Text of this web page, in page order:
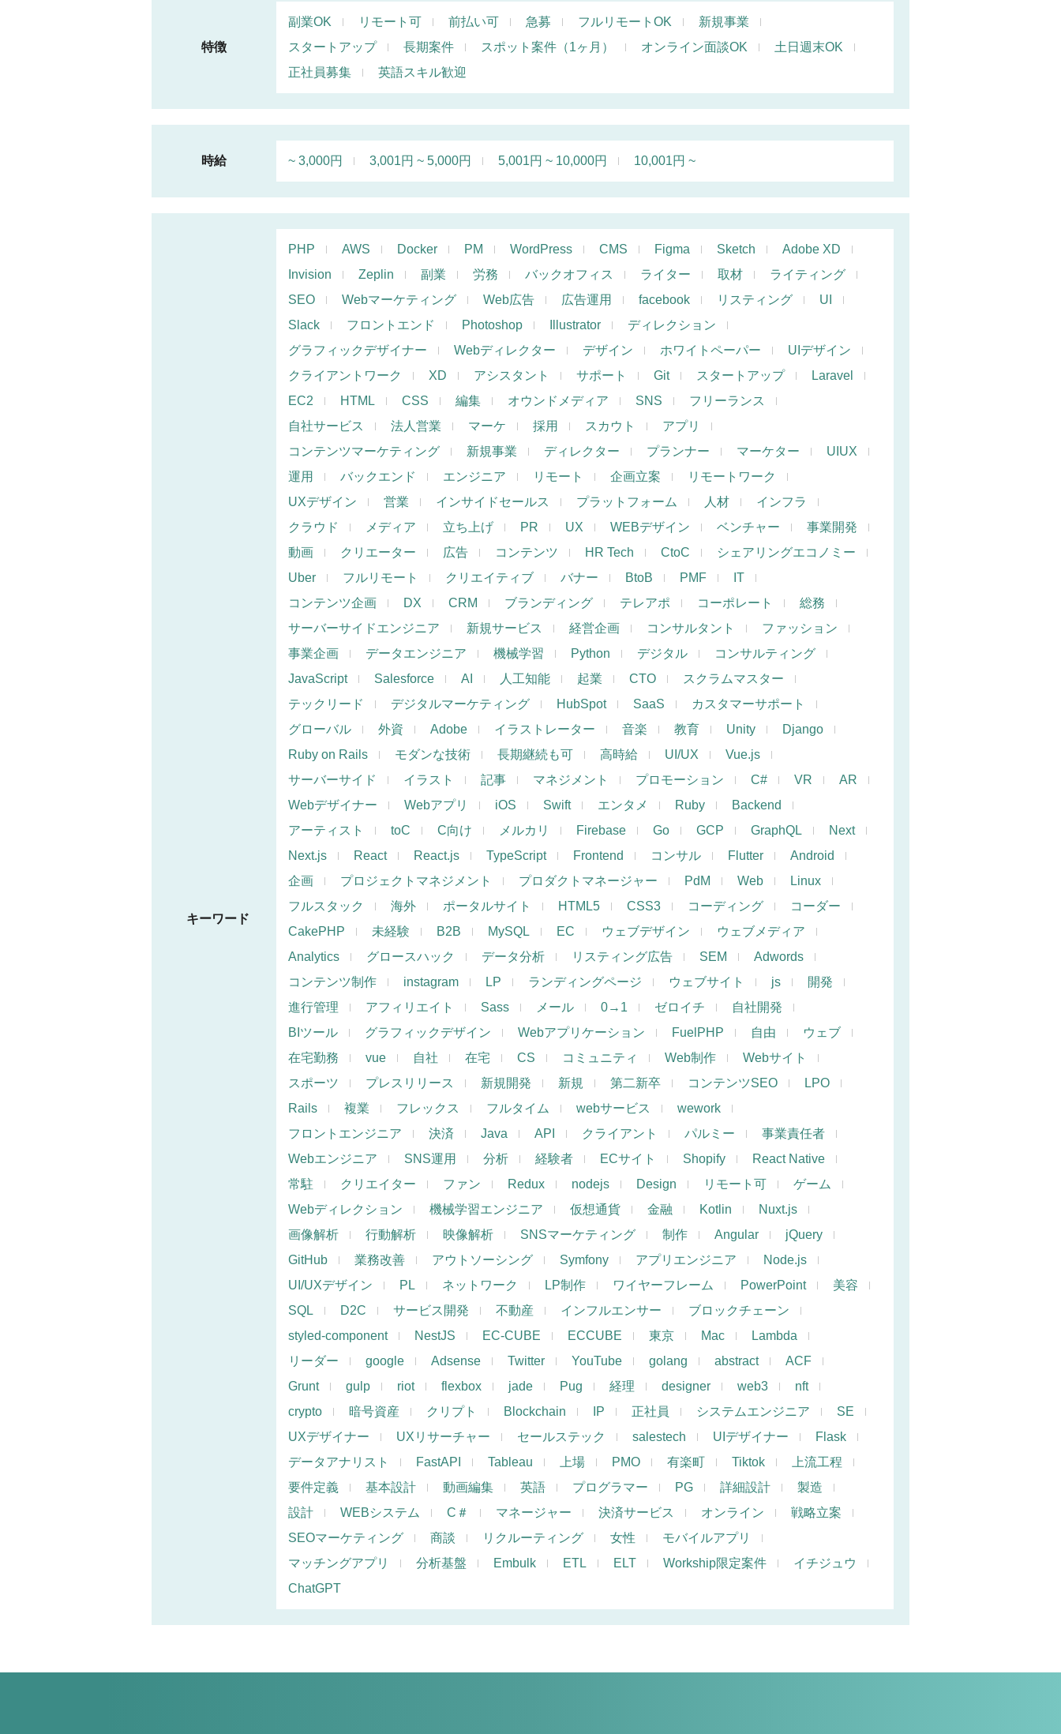
特徴
副業OK リモート可 前払い可 急募 フルリモートOK
新規事業
スタートアップ
長期案件 スポット案件（1ヶ月） オンライン面談OK
土日週末OK
正社員募集
英語スキル歓迎
時給 ~ 3,000円 3,001円 ~ 5,000円 5,001円 ~ 10,000円 10,001円 ~
キーワード
PHP AWS Docker PM WordPress CMS Figma Sketch
Adobe XD
Invision
Zeplin 副業 労務 バックオフィス ライター 取材
ライティング
SEO
Webマーケティング Web広告 広告運用 facebook リスティング
UI
Slack
フロントエンド Photoshop Illustrator
ディレクション
グラフィックデザイナー
Webディレクター デザイン ホワイトペーパー
UIデザイン
クライアントワーク
XD アシスタント サポート Git スタートアップ
Laravel
EC2
HTML CSS 編集 オウンドメディア SNS
フリーランス
自社サービス
法人営業 マーケ 採用 スカウト
アプリ
コンテンツマーケティング
新規事業 ディレクター プランナー マーケター
UIUX
運用
バックエンド エンジニア リモート 企画立案
リモートワーク
UXデザイン
営業 インサイドセールス プラットフォーム 人材
インフラ
クラウド
メディア 立ち上げ PR UX WEBデザイン ベンチャー
事業開発
動画
クリエーター 広告 コンテンツ HR Tech CtoC
シェアリングエコノミー
Uber
フルリモート クリエイティブ バナー BtoB PMF
IT
コンテンツ企画
DX CRM ブランディング テレアポ コーポレート
総務
サーバーサイドエンジニア
新規サービス 経営企画 コンサルタント
ファッション
事業企画
データエンジニア 機械学習 Python デジタル
コンサルティング
JavaScript
Salesforce AI 人工知能 起業 CTO
スクラムマスター
テックリード
デジタルマーケティング HubSpot SaaS
カスタマーサポート
グローバル
外資 Adobe イラストレーター 音楽 教育 Unity
Django
Ruby on Rails
モダンな技術 長期継続も可 高時給 UI/UX
Vue.js
サーバーサイド
イラスト 記事 マネジメント プロモーション C# VR
AR
Webデザイナー
Webアプリ iOS Swift エンタメ Ruby
Backend
アーティスト
toC C向け メルカリ Firebase Go GCP GraphQL
Next
Next.js
React React.js TypeScript Frontend コンサル Flutter
Android
企画
プロジェクトマネジメント プロダクトマネージャー PdM Web
Linux
フルスタック
海外 ポータルサイト HTML5 CSS3 コーディング
コーダー
CakePHP
未経験 B2B MySQL EC ウェブデザイン
ウェブメディア
Analytics
グロースハック データ分析 リスティング広告 SEM
Adwords
コンテンツ制作
instagram LP ランディングページ ウェブサイト js
開発
進行管理
アフィリエイト Sass メール 0→1 ゼロイチ
自社開発
BIツール
グラフィックデザイン Webアプリケーション FuelPHP 自由
ウェブ
在宅勤務
vue 自社 在宅 CS コミュニティ Web制作
Webサイト
スポーツ
プレスリリース 新規開発 新規 第二新卒 コンテンツSEO
LPO
Rails
複業 フレックス フルタイム webサービス
wework
フロントエンジニア
決済 Java API クライアント パルミー
事業責任者
Webエンジニア
SNS運用 分析 経験者 ECサイト Shopify
React Native
常駐
クリエイター ファン Redux nodejs Design リモート可
ゲーム
Webディレクション
機械学習エンジニア 仮想通貨 金融 Kotlin
Nuxt.js
画像解析
行動解析 映像解析 SNSマーケティング 制作 Angular
jQuery
GitHub
業務改善 アウトソーシング Symfony アプリエンジニア
Node.js
UI/UXデザイン
PL ネットワーク LP制作 ワイヤーフレーム PowerPoint
美容
SQL
D2C サービス開発 不動産 インフルエンサー
ブロックチェーン
styled-component
NestJS EC-CUBE ECCUBE 東京 Mac
Lambda
リーダー
google Adsense Twitter YouTube golang abstract
ACF
Grunt
gulp riot flexbox jade Pug 経理 designer web3
nft
crypto
暗号資産 クリプト Blockchain IP 正社員 システムエンジニア
SE
UXデザイナー
UXリサーチャー セールステック salestech UIデザイナー
Flask
データアナリスト
FastAPI Tableau 上場 PMO 有楽町 Tiktok
上流工程
要件定義
基本設計 動画編集 英語 プログラマー PG 詳細設計
製造
設計
WEBシステム C＃ マネージャー 決済サービス オンライン
戦略立案
SEOマーケティング
商談 リクルーティング 女性
モバイルアプリ
マッチングアプリ
分析基盤 Embulk ETL ELT Workship限定案件
イチジュウ
ChatGPT